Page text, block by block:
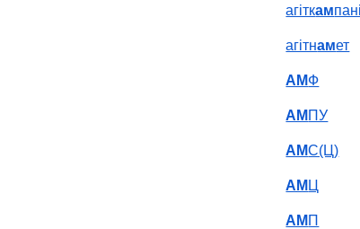
агіткам
агітнамет
АМФ
АМ ПУ
АМС(Ц)
АМ Ц
АМ П